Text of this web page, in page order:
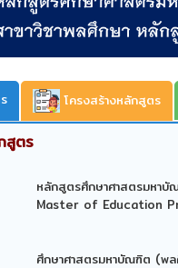
โครงสร้างหลักสูตร
สูตร
หลักสูตรศึกษาศาสตรมหาบั
Master of Education
ศึกษาศาสตรมหาบัณฑิต (พ